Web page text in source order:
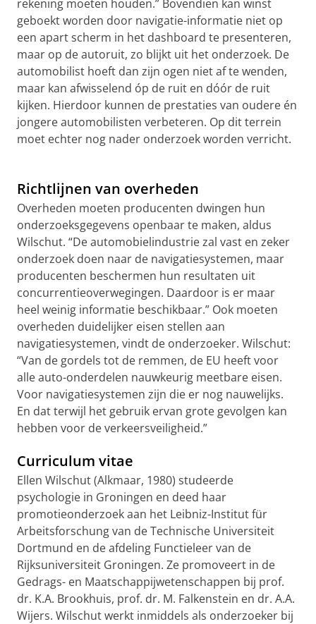
rekening moeten houden.” Bovendien kan winst
geboekt worden door navigatie-informatie niet op
een apart scherm in het dashboard te presenteren,
maar op de autoruit, zo blijkt uit het onderzoek. De
automobilist hoeft dan zijn ogen niet af te wenden,
maar kan afwisselend óp de ruit en dóór de ruit
kijken. Hierdoor kunnen de prestaties van oudere én
jongere automobilisten verbeteren. Op dit terrein
moet echter nog nader onderzoek worden verricht.
Richtlijnen van overheden
Overheden moeten producenten dwingen hun
onderzoeksgegevens openbaar te maken, aldus
Wilschut. “De automobielindustrie zal vast en zeker
onderzoek doen naar de navigatiesystemen, maar
producenten beschermen hun resultaten uit
concurrentieoverwegingen. Daardoor is er maar
heel weinig informatie beschikbaar.” Ook moeten
overheden duidelijker eisen stellen aan
navigatiesystemen, vindt de onderzoeker. Wilschut:
“Van de gordels tot de remmen, de EU heeft voor
alle auto-onderdelen nauwkeurig meetbare eisen.
Voor navigatiesystemen zijn die er nog nauwelijks.
En dat terwijl het gebruik ervan grote gevolgen kan
hebben voor de verkeersveiligheid.”
Curriculum vitae
Ellen Wilschut (Alkmaar, 1980) studeerde
psychologie in Groningen en deed haar
promotieonderzoek aan het Leibniz-Institut für
Arbeitsforschung van de Technische Universiteit
Dortmund en de afdeling Functieleer van de
Rijksuniversiteit Groningen. Ze promoveert in de
Gedrags- en Maatschappijwetenschappen bij prof.
dr. K.A. Brookhuis, prof. dr. M. Falkenstein en dr. A.A.
Wijers. Wilschut werkt inmiddels als onderzoeker bij